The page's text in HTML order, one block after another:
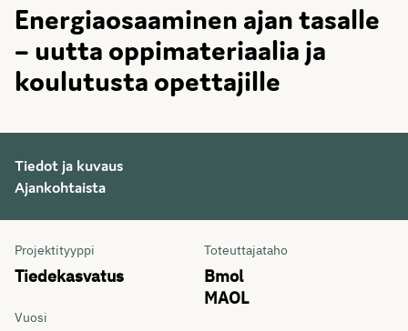
Energiaosaaminen ajan tasalle
– uutta oppimateriaalia ja
koulutusta opettajille
Tiedot ja kuvaus
Ajankohtaista
Tiedot
Projektityyppi
Tiedekasvatus
Toteuttajataho
Bmol
MAOL
Vuosi